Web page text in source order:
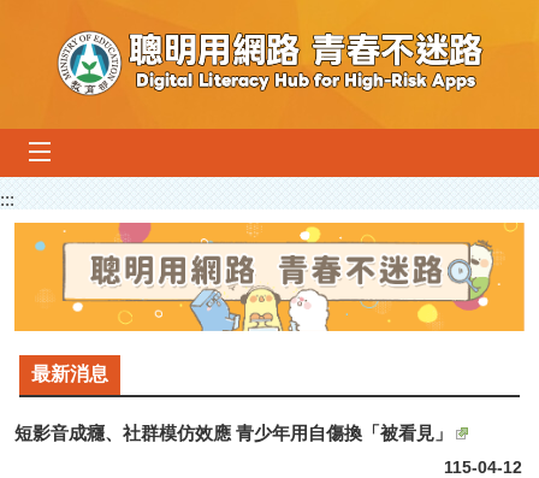
:::
最新消息
短影音成癮、社群模仿效應 青少年用自傷換「被看見」
115-04-12